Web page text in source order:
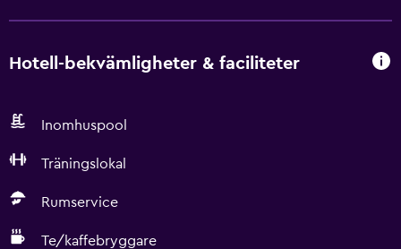
Hotell-bekvämligheter & faciliteter
Inomhuspool
Träningslokal
Rumservice
Te/kaffebryggare